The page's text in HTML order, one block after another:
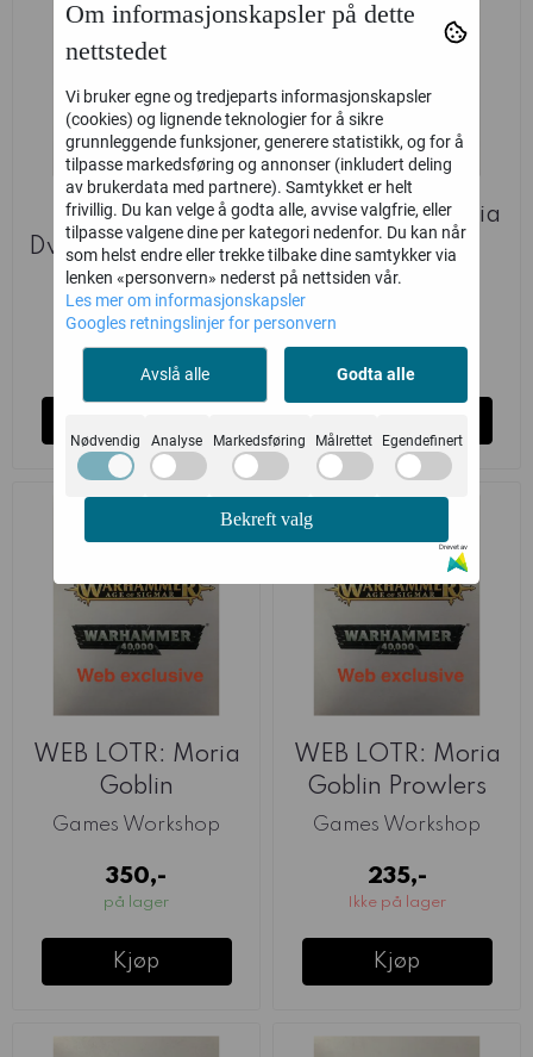
WEB LOTR:
Dweller in the Dark
Games Workshop
330,-
WEB LOTR: Moria
Blackshield
Warband
Games Workshop
WEB LOTR: Moria
Goblin
Commanders
Games Workshop
350,-
på lager
Kjøp
WEB LOTR: Moria
Goblin Prowlers
Games Workshop
235,-
Ikke på lager
Kjøp
Om informasjonskapsler på dette
nettstedet
Vi bruker egne og tredjeparts informasjonskapsler
(cookies) og lignende teknologier for å sikre
grunnleggende funksjoner, generere statistikk, og for å
tilpasse markedsføring og annonser (inkludert deling
av brukerdata med partnere). Samtykket er helt
frivillig. Du kan velge å godta alle, avvise valgfrie, eller
tilpasse valgene dine per kategori nedenfor. Du kan når
som helst endre eller trekke tilbake dine samtykker via
lenken «personvern» nederst på nettsiden vår.
Les mer om informasjonskapsler
Googles retningslinjer for personvern
Avslå alle Godta alle
Nødvendig Analyse Markedsføring Målrettet Egendefinert
Bekreft valg
Drevet av